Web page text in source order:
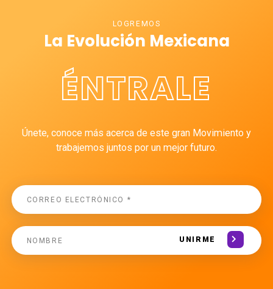
LOGREMOS
La Evolución Mexicana
ÉNTRALE
Únete, conoce más acerca de este gran Movimiento y
trabajemos juntos por un mejor futuro.
UNIRME